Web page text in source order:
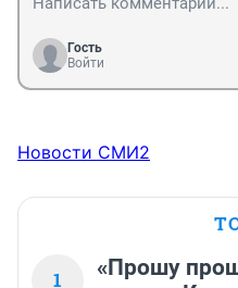
Гость
Войти
Новости СМИ2
1
«Прошу